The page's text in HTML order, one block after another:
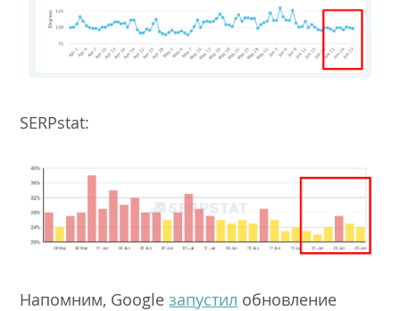
SERPstat:
Напомним, Googleзапустил обновление